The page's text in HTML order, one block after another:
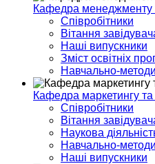
Кафедра менеджменту
Співробітники
Вітання
Наші випускники
Зміст освітніх
Навчально-
Кафедра маркетингу та
Співробітники
Вітання
Наукова
Навчально-
Наші випускники